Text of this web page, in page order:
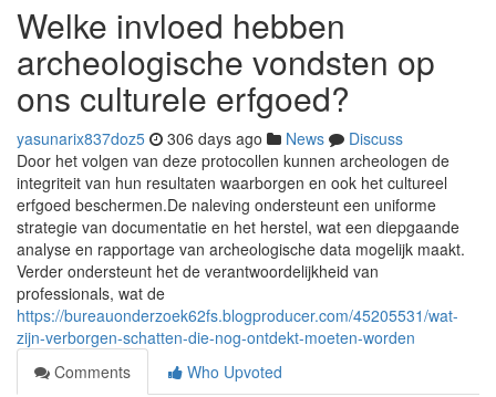
Welke invloed hebben
archeologische vondsten op
ons culturele erfgoed?
yasunarix837doz5 306 days ago News
Discuss
Door het volgen van deze protocollen kunnen archeologen de
integriteit van hun resultaten waarborgen en ook het cultureel
erfgoed beschermen.De naleving ondersteunt een uniforme
strategie van documentatie en het herstel, wat een diepgaande
analyse en rapportage van archeologische data mogelijk maakt.
Verder ondersteunt het de verantwoordelijkheid van
professionals, wat de
https://bureauonderzoek62fs.blogproducer.com/45205531/wat-
zijn-verborgen-schatten-die-nog-ontdekt-moeten-worden
Comments
Who Upvoted